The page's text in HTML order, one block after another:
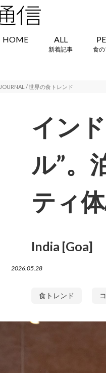
HOME ALL
新着記事 食
JOURNAL / 世界の食トレンド
イン
ル”。
ティ
India [Goa]
2026.05.28
食トレンド